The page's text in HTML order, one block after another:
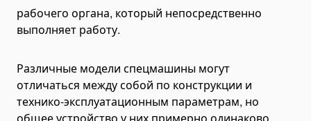
Измельчители древесины (дереводробилки)
Крепежные системы
Ковши на экскаваторы
Ковши на погрузчики
Ковши для фронтальных погрузчиков
рабочего органа, который непосредственно
выполняет работу.
Различные модели спецмашины могут
отличаться между собой по конструкции и
технико-эксплуатационным параметрам, но